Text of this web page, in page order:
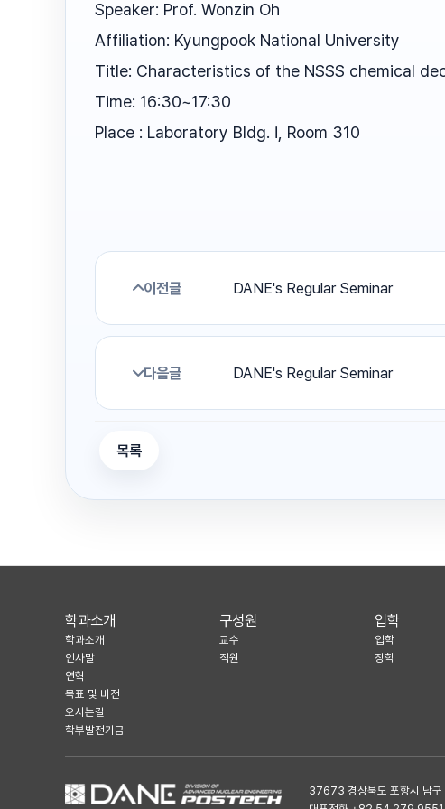
Speaker: Prof. Wonzin Oh
Affiliation: Kyungpook National University
Title: Characteristics of the NSSS chemical
Time: 16:30~17:30
Place : Laboratory Bldg. Ⅰ, Room 310
이전글 DANE's Regular Seminar
다음글 DANE's Regular Seminar
목록
학과소개
학과소개
인사말
연혁
목표 및 비전
오시는길
학부발전기금
구성원
교수
직원
입학
입학
장학
37673 경상북도 포항시 남구